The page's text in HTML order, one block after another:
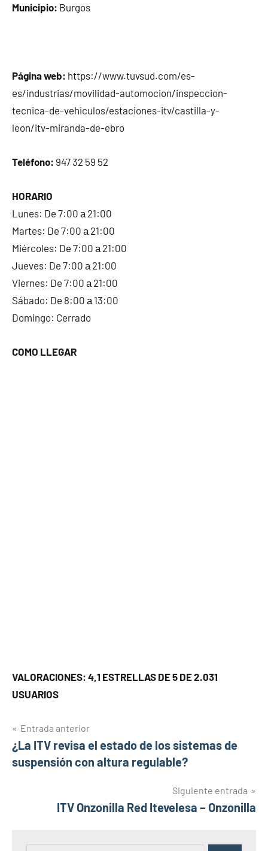
Municipio: Burgos
Página web: https://www.tuvsud.com/es-
es/industrias/movilidad-automocion/inspeccion-
tecnica-de-vehiculos/estaciones-itv/castilla-y-
leon/itv-miranda-de-ebro
Teléfono: 947 32 59 52
HORARIO
Lunes: De 7:00 а 21:00
Martes: De 7:00 а 21:00
Miércoles: De 7:00 а 21:00
Jueves: De 7:00 а 21:00
Viernes: De 7:00 а 21:00
Sábado: De 8:00 а 13:00
Domingo: Cerrado
COMO LLEGAR
VALORACIONES: 4,1 ESTRELLAS DE 5 DE 2.031
USUARIOS
Navegación
de
Entrada anterior
¿La ITV revisa el estado de los sistemas de
suspensión con altura regulable?
Siguiente entrada
ITV Onzonilla Red Itevelesa – Onzonilla